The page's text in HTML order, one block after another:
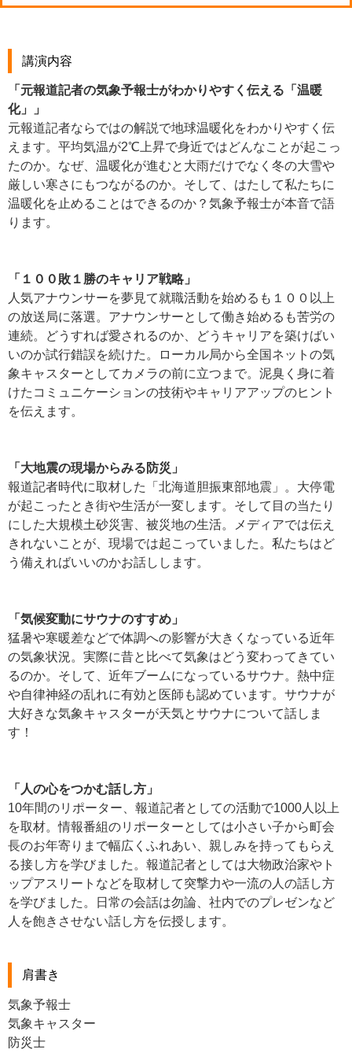
講演内容
「元報道記者の気象予報士がわかりやすく伝える「温暖
化」」
元報道記者ならではの解説で地球温暖化をわかりやすく伝
えます。平均気温が2℃上昇で身近ではどんなことが起こっ
たのか。なぜ、温暖化が進むと大雨だけでなく冬の大雪や
厳しい寒さにもつながるのか。そして、はたして私たちに
温暖化を止めることはできるのか？気象予報士が本音で語
ります。
「１００敗１勝のキャリア戦略」
人気アナウンサーを夢見て就職活動を始めるも１００以上
の放送局に落選。アナウンサーとして働き始めるも苦労の
連続。どうすれば愛されるのか、どうキャリアを築けばい
いのか試行錯誤を続けた。ローカル局から全国ネットの気
象キャスターとしてカメラの前に立つまで。泥臭く身に着
けたコミュニケーションの技術やキャリアアップのヒント
を伝えます。
「大地震の現場からみる防災」
報道記者時代に取材した「北海道胆振東部地震」。大停電
が起こったとき街や生活が一変します。そして目の当たり
にした大規模土砂災害、被災地の生活。メディアでは伝え
きれないことが、現場では起こっていました。私たちはど
う備えればいいのかお話しします。
「気候変動にサウナのすすめ」
猛暑や寒暖差などで体調への影響が大きくなっている近年
の気象状況。実際に昔と比べて気象はどう変わってきてい
るのか。そして、近年ブームになっているサウナ。熱中症
や自律神経の乱れに有効と医師も認めています。サウナが
大好きな気象キャスターが天気とサウナについて話しま
す！
「人の心をつかむ話し方」
10年間のリポーター、報道記者としての活動で1000人以上
を取材。情報番組のリポーターとしては小さい子から町会
長のお年寄りまで幅広くふれあい、親しみを持ってもらえ
る接し方を学びました。報道記者としては大物政治家やト
ップアスリートなどを取材して突撃力や一流の人の話し方
を学びました。日常の会話は勿論、社内でのプレゼンなど
人を飽きさせない話し方を伝授します。
肩書き
気象予報士
気象キャスター
防災士